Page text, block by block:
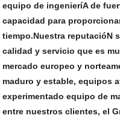
equipo de ingenieríA de
capacidad para
tiempo.Nuestra reputacióN
calidad y servicio que es
mercado europeo y
maduro y estable, equipos
experimentado equipo de
entre nuestros clientes, el